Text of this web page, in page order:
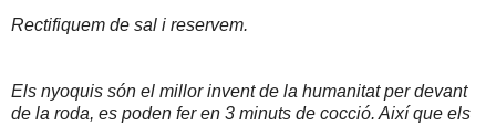
Rectifiquem de sal i reservem.
Els nyoquis són el millor invent de la humanitat per devant
de la roda, es poden fer en 3 minuts de cocció. Així que els